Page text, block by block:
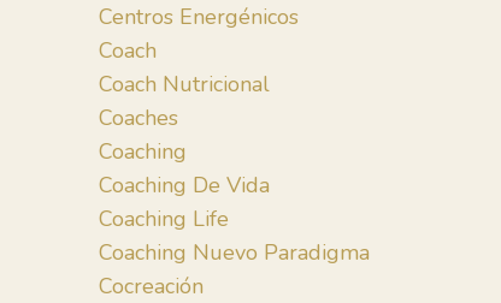
Centros Energénicos
Coach
Coach Nutricional
Coaches
Coaching
Coaching De Vida
Coaching Life
Coaching Nuevo Paradigma
Cocreación